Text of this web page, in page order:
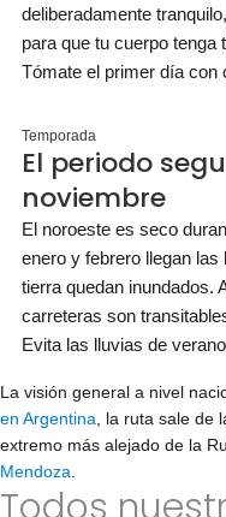
deliberadamente
para que tu cuerpo tenga
Tómate el primer día con
Temporada
El periodo
noviembre
El noroeste es seco
enero y febrero llegan
tierra quedan inundados.
carreteras son
Evita las lluvias de verano
La visión general a nivel
en Argentina , la ruta sale de
extremo más alejado de la
Mendoza